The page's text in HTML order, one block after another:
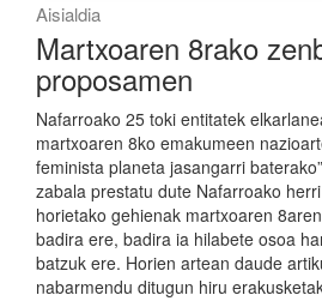
Aisialdia
Martxoaren 8rako
proposamen
Nafarroako 25 toki entitatek
martxoaren 8ko emakumeen
feminista planeta jasangarri
zabala prestatu dute Nafarroako
horietako gehienak martxoaren
badira ere, badira ia hilabete osoa
batzuk ere. Horien artean daude
nabarmendu ditugun hiru